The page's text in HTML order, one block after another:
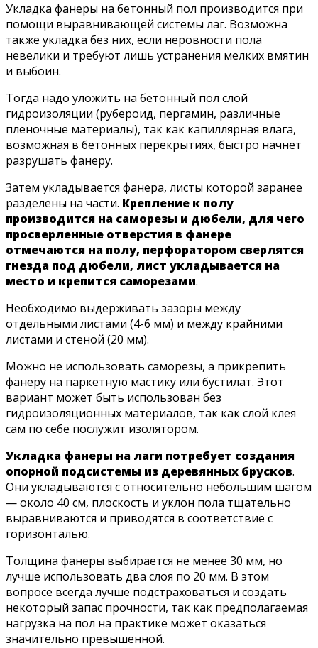
Укладка фанеры на бетонный пол производится при
помощи выравнивающей системы лаг. Возможна
также укладка без них, если неровности пола
невелики и требуют лишь устранения мелких вмятин
и выбоин.
Тогда надо уложить на бетонный пол слой
гидроизоляции (рубероид, пергамин, различные
пленочные материалы), так как капиллярная влага,
возможная в бетонных перекрытиях, быстро начнет
разрушать фанеру.
Затем укладывается фанера, листы которой заранее
разделены на части. Крепление к полу
производится на саморезы и дюбели, для чего
просверленные отверстия в фанере
отмечаются на полу, перфоратором сверлятся
гнезда под дюбели, лист укладывается на
место и крепится саморезами.
Необходимо выдерживать зазоры между
отдельными листами (4-6 мм) и между крайними
листами и стеной (20 мм).
Можно не использовать саморезы, а прикрепить
фанеру на паркетную мастику или бустилат. Этот
вариант может быть использован без
гидроизоляционных материалов, так как слой клея
сам по себе послужит изолятором.
Укладка фанеры на лаги потребует создания
опорной подсистемы из деревянных брусков.
Они укладываются с относительно небольшим шагом
— около 40 см, плоскость и уклон пола тщательно
выравниваются и приводятся в соответствие с
горизонталью.
Толщина фанеры выбирается не менее 30 мм, но
лучше использовать два слоя по 20 мм. В этом
вопросе всегда лучше подстраховаться и создать
некоторый запас прочности, так как предполагаемая
нагрузка на пол на практике может оказаться
значительно превышенной.